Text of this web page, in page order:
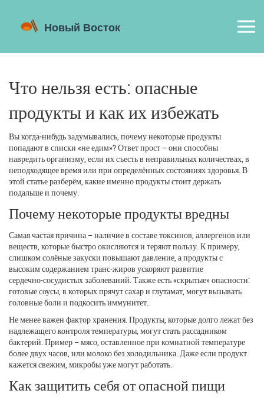
Что нельзя есть: опасные
продукты и как их избежать
Вы когда‑нибудь задумывались, почему некоторые продукты
попадают в списки «не едим»? Ответ прост – они способны
навредить организму, если их съесть в неправильных количествах, в
неподходящее время или при определённых состояниях здоровья. В
этой статье разберём, какие именно продукты стоит держать
подальше и почему.
Почему некоторые продукты вредны
Самая частая причина – наличие в составе токсинов, аллергенов или
веществ, которые быстро окисляются и теряют пользу. К примеру,
слишком солёные закуски повышают давление, а продукты с
высоким содержанием транс‑жиров ускоряют развитие
сердечно‑сосудистых заболеваний. Также есть «скрытые» опасности:
готовые соусы, в которых прячут сахар и глутамат, могут вызывать
головные боли и подкосить иммунитет.
Не менее важен фактор хранения. Продукты, которые долго лежат без
надлежащего контроля температуры, могут стать рассадником
бактерий. Пример – мясо, оставленное при комнатной температуре
более двух часов, или молоко без холодильника. Даже если продукт
кажется свежим, микробы уже могут работать.
Как защитить себя от опасной пищи